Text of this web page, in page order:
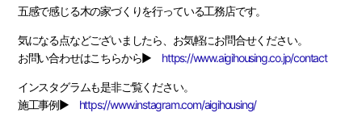
五感で感じる木の家づくりを行っている工務店です。
気になる点などございましたら、お気軽にお問合せください。
お問い合わせはこちらから▶ https://www.aigihousing.co.jp/contact
インスタグラムも是非ご覧ください。
施工事例▶ https://www.instagram.com/aigihousing/